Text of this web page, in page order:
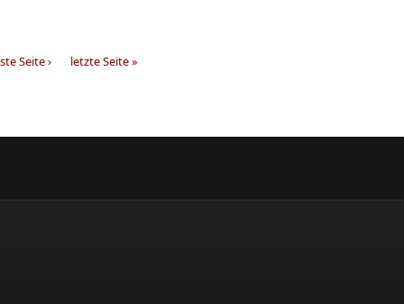
Seite › letzte Seite »